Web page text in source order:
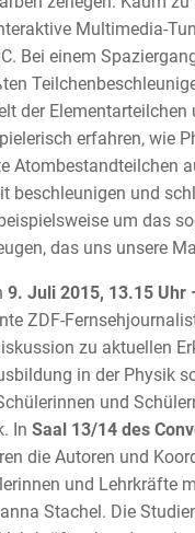
Multimedia-
Bei einem
der Elementarteilchen
erfahren, wie
Atombestandteilchen
beschleunigen und
um das
das uns unsere
9. Juli 2015, 13.15 Uhr
ZDF-
zu aktuellen
in der Physik
und
In Saal 13/14 des
die Autoren und
und Lehrkräfte
Stachel. Die